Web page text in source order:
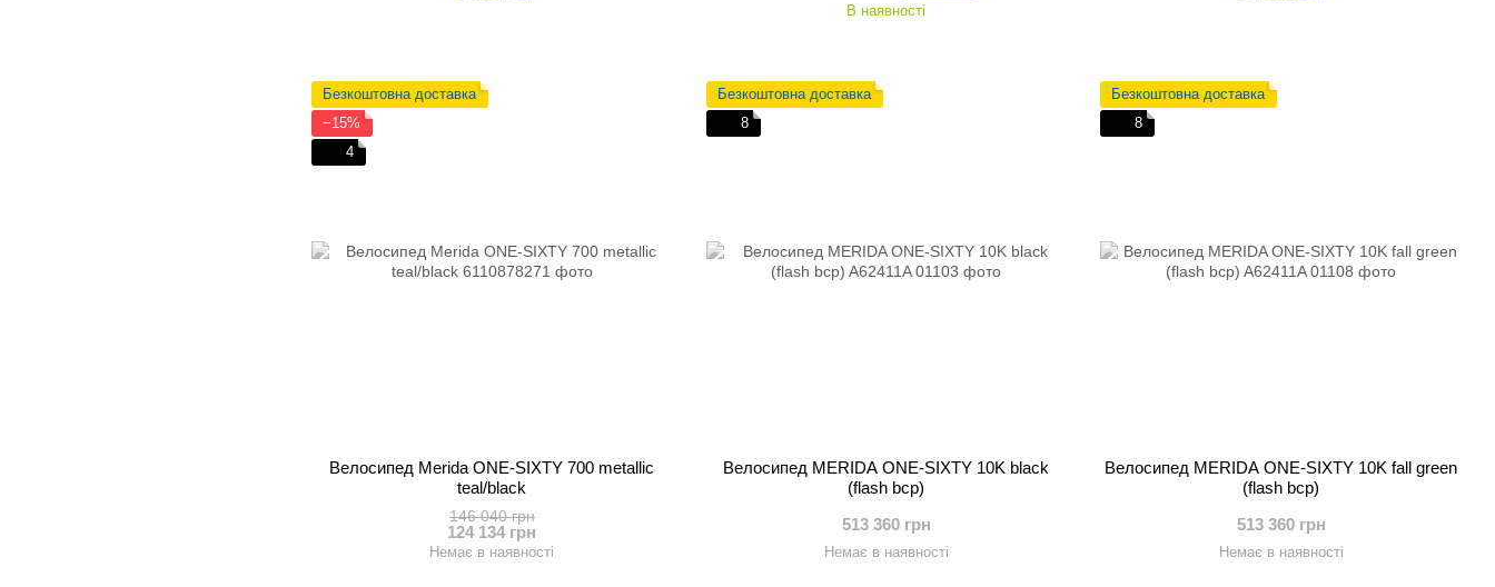
В наявності
Безкоштовна доставка
−15%
4
Велосипед Merida ONE-SIXTY 700 metallic
teal/black
146 040 грн
124 134 грн
Немає в наявності
Безкоштовна доставка
8
Велосипед MERIDA ONE-SIXTY 10K black
(flash bcp)
513 360 грн
Немає в наявності
Безкоштовна доставка
8
Велосипед MERIDA ONE-SIXTY 10K fall green
(flash bcp)
513 360 грн
Немає в наявності